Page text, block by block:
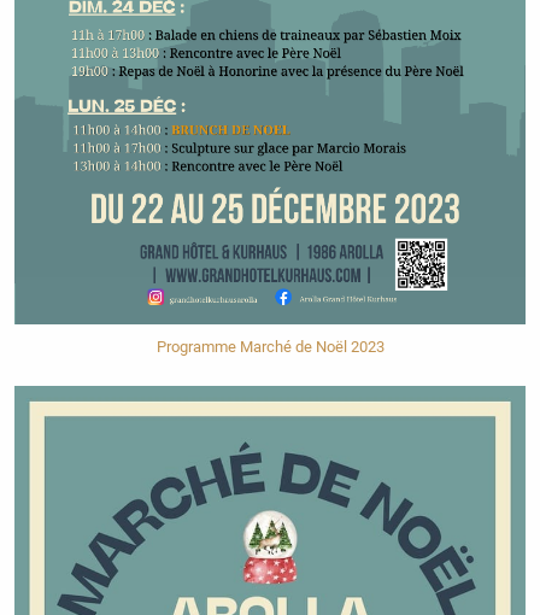
Programme Marché de Noël 2023